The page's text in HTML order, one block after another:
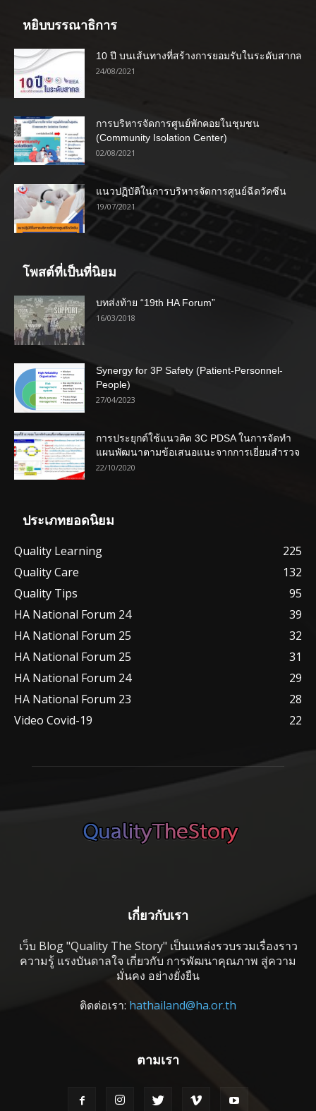
หยิบบรรณาธิการ
10 ปี บนเส้นทางที่สร้างการยอมรับในระดับสากล
24/08/2021
การบริหารจัดการศูนย์พักคอยในชุมชน
(Community Isolation Center)
02/08/2021
แนวปฏิบัติในการบริหารจัดการศูนย์ฉีดวัคซีน
19/07/2021
โพสต์ที่เป็นที่นิยม
บทส่งท้าย “19th HA Forum”
16/03/2018
Synergy for 3P Safety (Patient-Personnel-
People)
27/04/2023
การประยุกต์ใช้แนวคิด 3C PDSA ในการจัดทำ
แผนพัฒนาตามข้อเสนอแนะจากการเยี่ยมสำรวจ
22/10/2020
ประเภทยอดนิยม
Quality Learning
225
Quality Care
132
Quality Tips
95
HA National Forum 24
39
HA National Forum 25
32
HA National Forum 25
31
HA National Forum 24
29
HA National Forum 23
28
Video Covid-19
22
เกี่ยวกับเรา
เว็บ Blog "Quality The Story" เป็นแหล่งรวบรวมเรื่องราว
ความรู้ แรงบันดาลใจ เกี่ยวกับ การพัฒนาคุณภาพ สู่ความ
มั่นคง อย่างยั่งยืน
ติดต่อเรา: hathailand@ha.or.th
ตามเรา